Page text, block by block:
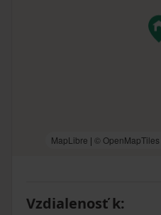
MapLibre | © OpenMapTiles
Vzdialenosť k: